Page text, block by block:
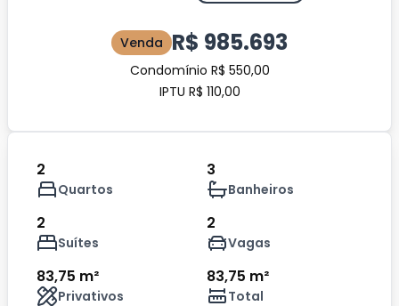
Venda R$ 985.693
Condomínio R$ 550,00
IPTU R$ 110,00
2
Quartos
3
Banheiros
2
Suítes
2
Vagas
83,75 m²
Privativos
83,75 m²
Total